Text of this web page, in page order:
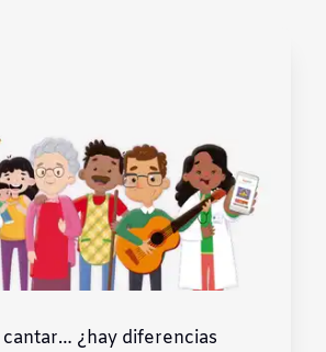
cantar… ¿hay diferencias
Restablecer